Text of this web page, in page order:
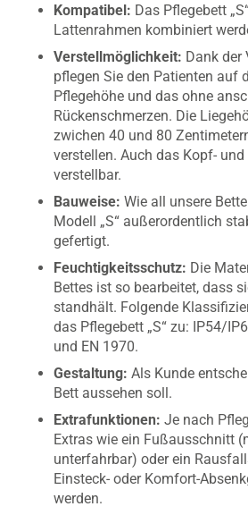
Kompatibel: Das Pflegebett
Lattenrahmen kombiniert
Verstellmöglichkeit: Dank der
pflegen Sie den Patienten auf
Pflegehöhe und das ohne
Rückenschmerzen. Die
zwichen 40 und 80
verstellen. Auch das Kopf-
verstellbar.
Bauweise: Wie all unsere
Modell „S“ außerordentlich
gefertigt.
Feuchtigkeitsschutz: Die
Bettes ist so bearbeitet, dass
standhält. Folgende
das Pflegebett „S“ zu: IP54/
und EN 1970.
Gestaltung: Als Kunde
Bett aussehen soll.
Extrafunktionen: Je nach
Extras wie ein Fußausschnitt
unterfahrbar) oder ein
Einsteck- oder Komfort-
werden.